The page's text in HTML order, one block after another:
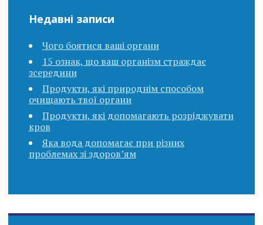
Недавні записи
Чого боятися ваші органи
15 ознак, що ваш організм страждає
зсередини
Продукти, які природнім способом
очищають твої органи
Продукти, які допомагають розріджувати
кров
Яка вода допомагає при різних
проблемах зі здоров’ям